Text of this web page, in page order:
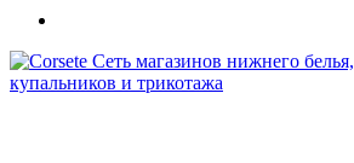
Сеть магазинов нижнего белья,
купальников и трикотажа